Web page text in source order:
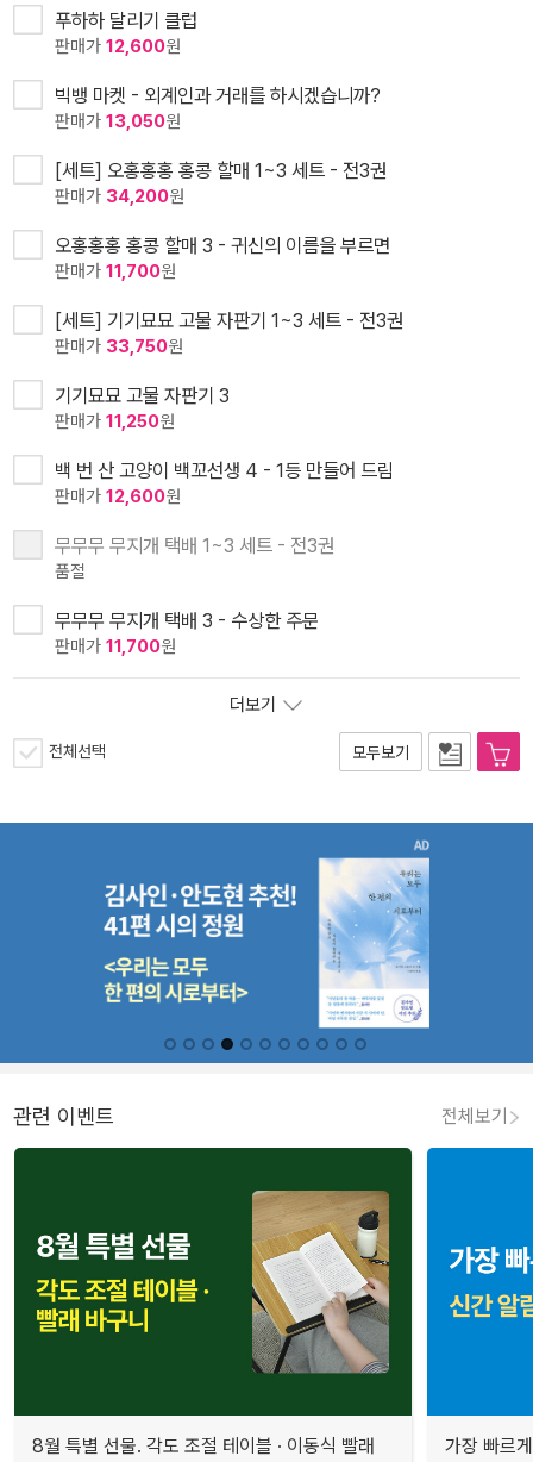
푸하하 달리기 클럽
판매가 12,600원
빅뱅 마켓 - 외계인과 거래를 하시겠습니까?
판매가 13,050원
[세트] 오홍홍홍 홍콩 할매 1~3 세트 - 전3권
판매가 34,200원
오홍홍홍 홍콩 할매 3 - 귀신의 이름을 부르면
판매가 11,700원
[세트] 기기묘묘 고물 자판기 1~3 세트 - 전3권
판매가 33,750원
기기묘묘 고물 자판기 3
판매가 11,250원
백 번 산 고양이 백꼬선생 4 - 1등 만들어 드림
판매가 12,600원
무무무 무지개 택배 1~3 세트 - 전3권
품절
무무무 무지개 택배 3 - 수상한 주문
판매가 11,700원
더보기
전체선택 모두보기
관련 이벤트 전체보기
8월 특별 선물. 각도 조절 테이블 · 이동식 빨래
가장 빠르